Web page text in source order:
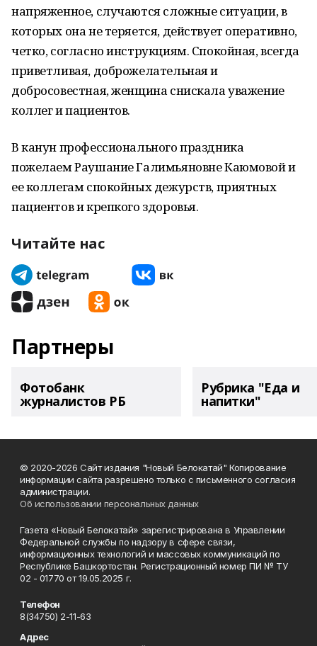
напряженное, случаются сложные ситуации, в
которых она не теряется, действует оперативно,
четко, согласно инструкциям. Спокойная, всегда
приветливая, доброжелательная и
добросовестная, женщина снискала уважение
коллег и пациентов.
В канун профессионального праздника
пожелаем Раушание Галимьяновне Каюмовой и
ее коллегам спокойных дежурств, приятных
пациентов и крепкого здоровья.
Читайте нас
Партнеры
Фотобанк
журналистов РБ
Рубрика "Еда и
напитки"
© 2020-2026 Сайт издания "Новый Белокатай" Копирование
информации сайта разрешено только с письменного согласия
администрации.
Об использовании персональных данных
Газета «Новый Белокатай» зарегистрирована в Управлении
Федеральной службы по надзору в сфере связи,
информационных технологий и массовых коммуникаций по
Республике Башкортостан. Регистрационный номер ПИ № ТУ
02 - 01770 от 19.05.2025 г.
Телефон
8(34750) 2-11-63
Адрес